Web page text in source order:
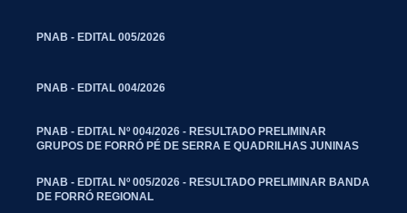
PNAB - EDITAL 005/2026
PNAB - EDITAL 004/2026
PNAB - EDITAL Nº 004/2026 - RESULTADO PRELIMINAR
GRUPOS DE FORRÓ PÉ DE SERRA E QUADRILHAS JUNINAS
PNAB - EDITAL Nº 005/2026 - RESULTADO PRELIMINAR BANDA
DE FORRÓ REGIONAL